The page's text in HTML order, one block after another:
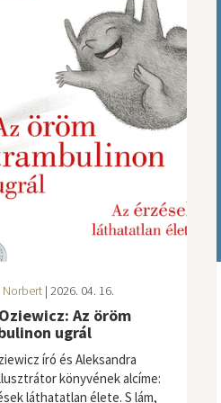
Norbert| 2026. 04. 16.
Az öröm
ugrál
író és Aleksandra
könyvének alcíme:
láthatatlan élete. S lám,